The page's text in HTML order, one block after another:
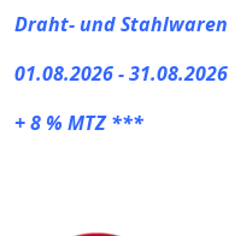
Draht- und Stahlwaren
01.08.2026 - 31.08.2026
+ 8 % MTZ ***